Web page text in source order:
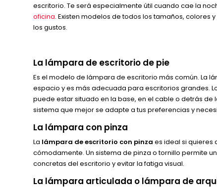
escritorio. Te será especialmente útil cuando cae la
oficina. Existen modelos de todos los tamaños,
los gustos.
La lámpara de escritorio de pie
Es el modelo de lámpara de escritorio más común. La
espacio y es más adecuada para escritorios grandes.
puede estar situado en la base, en el cable o detrás
sistema que mejor se adapte a tus preferencias y
La lámpara con pinza
La lámpara de escritorio con pinza es ideal si quieres
cómodamente. Un sistema de pinza o tornillo permite
concretas del escritorio y evitar la fatiga visual.
La lámpara articulada o lámpara de